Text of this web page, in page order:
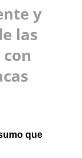
y
las
que